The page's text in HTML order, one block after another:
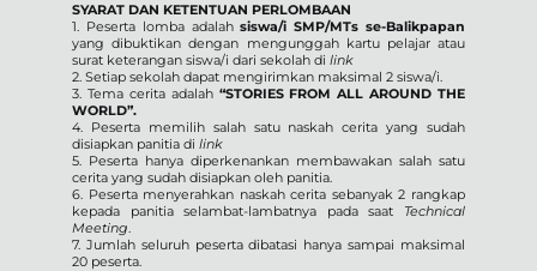
SYARAT DAN KETENTUAN PERLOMBAAN
1. Peserta lomba adalahsiswa/i SMP/MTs se-Balikpapan
yang dibuktikan dengan mengunggah kartu pelajar atau
surat keterangan siswa/i dari sekolah di link
2. Setiap sekolah dapat mengirimkan maksimal 2 siswa/i.
3. Tema cerita adalah“STORIES FROM ALL AROUND THE
WORLD”.
4. Peserta memilih salah satu naskah cerita yang sudah
disiapkan panitia di link
5. Peserta hanya diperkenankan membawakan salah satu
cerita yang sudah disiapkan oleh panitia.
6. Peserta menyerahkan naskah cerita sebanyak 2 rangkap
kepada panitia selambat-lambatnya pada saat Technical
Meeting.
7. Jumlah seluruh peserta dibatasi hanya sampai maksimal
20 peserta.